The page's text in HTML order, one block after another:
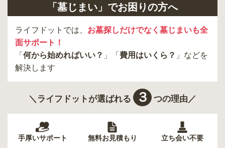
葛飾区 墨田区
杉並区
「墓じまい」でお困りの方へ
ライフドットでは、 お墓探しだけでなく墓じまいも全
面サポート！
「 何から始めればいい？ 」「 費用はいくら？ 」などを
解決します
＼ライフドットが選ばれる ３ つの理由／
手厚いサポート 無料お見積もり 立ち会い不要